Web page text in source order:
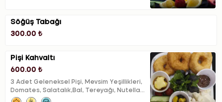
Söğüş Tabağı
300.00 ₺
Pişi Kahvaltı
600.00 ₺
3 Adet Geleneksel Pişi, Mevsim Yeşillikleri,
Domates, Salatalık,Bal, Tereyağı, Nutella
,Beyaz peynir, Topi peynir, Burgu peynir,